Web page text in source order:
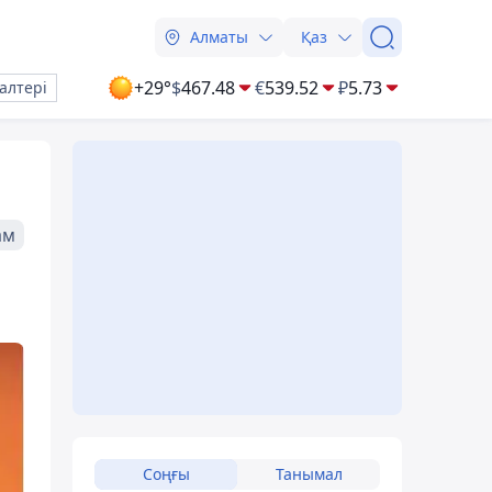
Алматы Қаз
+29°$467.48 €539.52 ₽5.73
Соңғы Танымал